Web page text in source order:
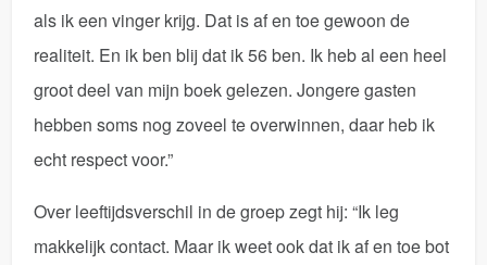
als ik een vinger krijg. Dat is af en toe gewoon de
realiteit. En ik ben blij dat ik 56 ben. Ik heb al een heel
groot deel van mijn boek gelezen. Jongere gasten
hebben soms nog zoveel te overwinnen, daar heb ik
echt respect voor.”
Over leeftijdsverschil in de groep zegt hij: “Ik leg
makkelijk contact. Maar ik weet ook dat ik af en toe bot